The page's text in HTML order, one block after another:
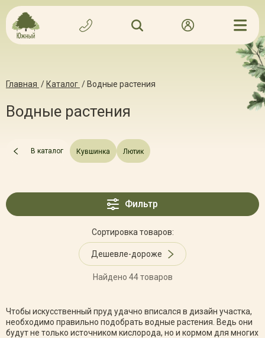
Главная / Каталог / Водные растения
Водные растения
В каталог Кувшинка Лютик
Фильтр
Сортировка товаров:
Дешевле-дороже
Найдено 44 товаров
Чтобы искусственный пруд удачно вписался в дизайн участка,
необходимо правильно подобрать водные растения. Ведь они
будут не только источником кислорода, но и кормом для многих